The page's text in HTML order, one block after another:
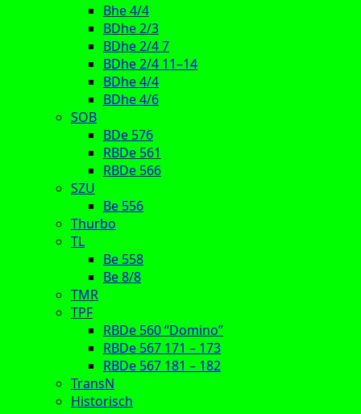
Bhe 4/4
BDhe 2/3
BDhe 2/4 7
BDhe 2/4 11–14
BDhe 4/4
BDhe 4/6
SOB
BDe 576
RBDe 561
RBDe 566
SZU
Be 556
Thurbo
TL
Be 558
Be 8/8
TMR
TPF
RBDe 560 “Domino”
RBDe 567 171 – 173
RBDe 567 181 – 182
TransN
Historisch